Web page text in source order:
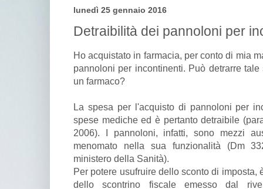
lunedì 25 gennaio 2016
Detraibilità dei pannoloni per
Ho acquistato in farmacia, per conto di mia
pannoloni per incontinenti. Può detrarre
un farmaco?
La spesa per l'acquisto di pannoloni per
spese mediche ed è pertanto detraibile
2006). I pannoloni, infatti, sono mezzi
menomato nella sua funzionalità (Dm
ministero della Sanità).
Per potere usufruire dello sconto di imposta,
dello scontrino fiscale emesso dal